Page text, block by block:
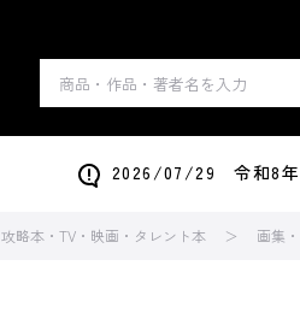
2026/07/29 令和8年
攻略本・TV・映画・タレント本 画集